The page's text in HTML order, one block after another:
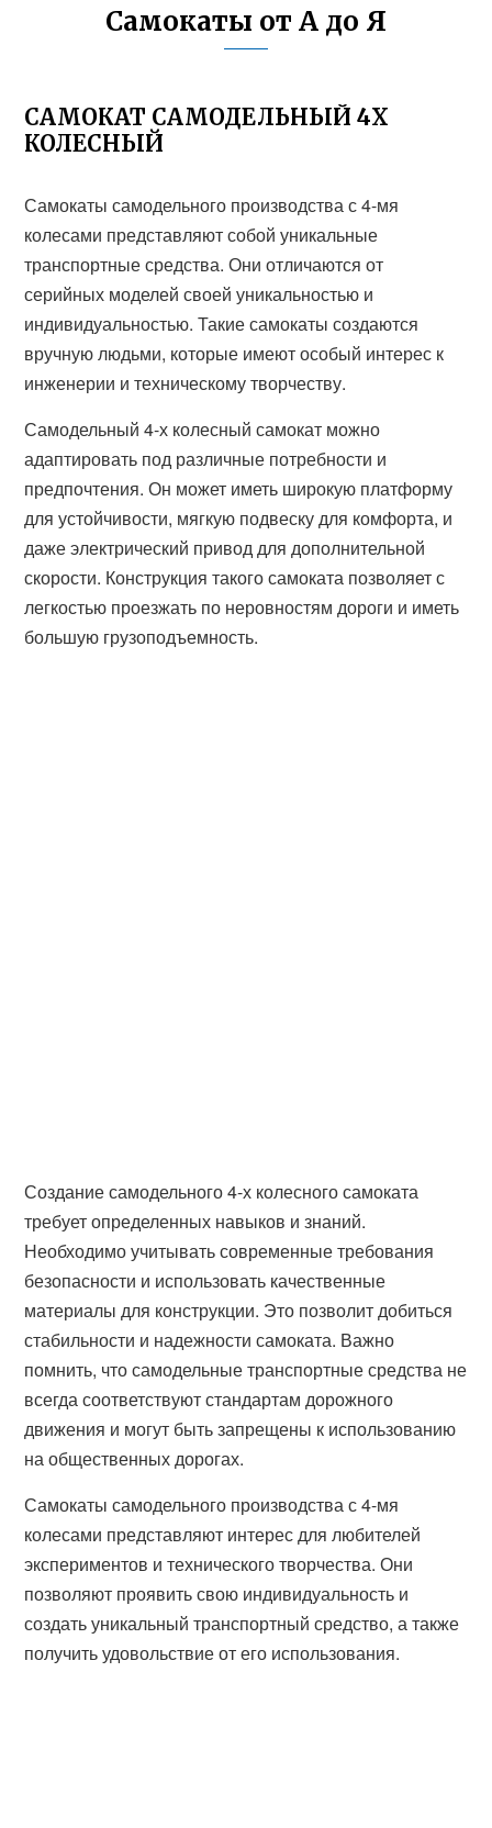
Самокаты от А до Я
САМОКАТ САМОДЕЛЬНЫЙ 4Х
КОЛЕСНЫЙ
Самокаты самодельного производства с 4-мя
колесами представляют собой уникальные
транспортные средства. Они отличаются от
серийных моделей своей уникальностью и
индивидуальностью. Такие самокаты создаются
вручную людьми, которые имеют особый интерес к
инженерии и техническому творчеству.
Самодельный 4-х колесный самокат можно
адаптировать под различные потребности и
предпочтения. Он может иметь широкую платформу
для устойчивости, мягкую подвеску для комфорта, и
даже электрический привод для дополнительной
скорости. Конструкция такого самоката позволяет с
легкостью проезжать по неровностям дороги и иметь
большую грузоподъемность.
Создание самодельного 4-х колесного самоката
требует определенных навыков и знаний.
Необходимо учитывать современные требования
безопасности и использовать качественные
материалы для конструкции. Это позволит добиться
стабильности и надежности самоката. Важно
помнить, что самодельные транспортные средства не
всегда соответствуют стандартам дорожного
движения и могут быть запрещены к использованию
на общественных дорогах.
Самокаты самодельного производства с 4-мя
колесами представляют интерес для любителей
экспериментов и технического творчества. Они
позволяют проявить свою индивидуальность и
создать уникальный транспортный средство, а также
получить удовольствие от его использования.